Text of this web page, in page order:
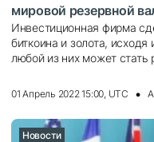
мировой резервной
Инвестиционная фирма
биткоина и золота, исходя
любой из них может стать
01 Апрель 2022 15:00, UTC
Новости